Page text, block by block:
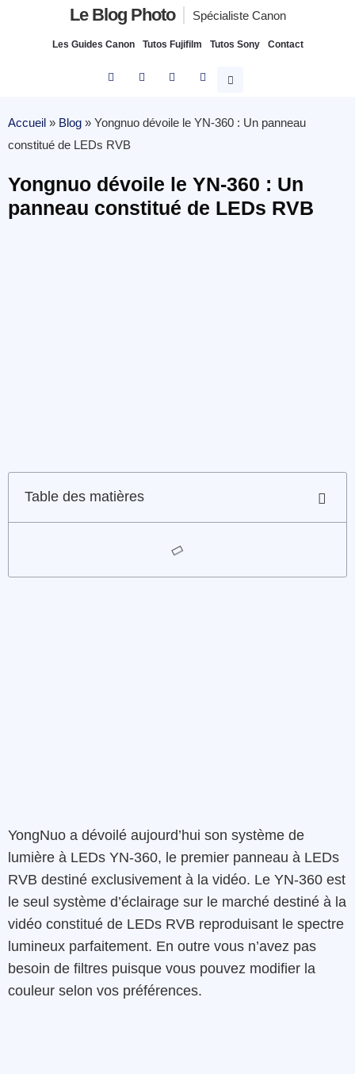
Le Blog Photo Spécialiste Canon
Les Guides Canon Tutos Fujifilm Tutos Sony Contact
Accueil » Blog » Yongnuo dévoile le YN-360 : Un panneau
constitué de LEDs RVB
Yongnuo dévoile le YN-360 : Un
panneau constitué de LEDs RVB
Table des matières
YongNuo a dévoilé aujourd’hui son système de
lumière à LEDs YN-360, le premier panneau à LEDs
RVB destiné exclusivement à la vidéo. Le YN-360 est
le seul système d’éclairage sur le marché destiné à la
vidéo constitué de LEDs RVB reproduisant le spectre
lumineux parfaitement. En outre vous n’avez pas
besoin de filtres puisque vous pouvez modifier la
couleur selon vos préférences.